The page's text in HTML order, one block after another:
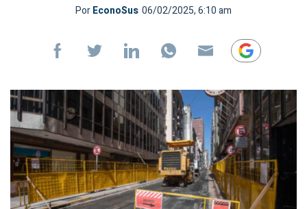
PorEconoSus 06/02/2025, 6:10 am